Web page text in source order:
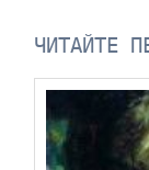
ЧИТАЙТЕ